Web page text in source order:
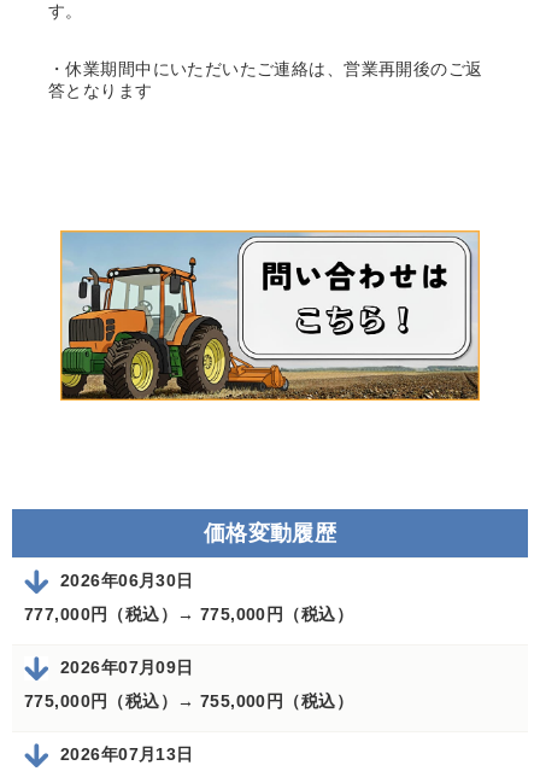
す。
・休業期間中にいただいたご連絡は、営業再開後のご返
答となります
価格変動履歴
2026年06月30日
777,000円（税込）→ 775,000円（税込）
2026年07月09日
775,000円（税込）→ 755,000円（税込）
2026年07月13日